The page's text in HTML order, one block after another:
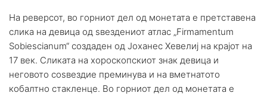
На реверсот, во горниот дел од монетата е претставена
слика на девица од ѕвездениот атлас „Firmamentum
Sobiescianum“ создаден од Јоханес Хевелиј на крајот на
17 век. Сликата на хороскопскиот знак девица и
неговото соѕвездие преминува и на вметнатото
кобалтно стакленце. Во горниот дел од монетата е